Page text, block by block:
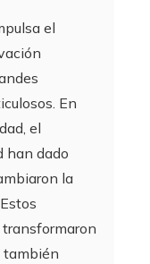
el
En
el
han dado
la
también